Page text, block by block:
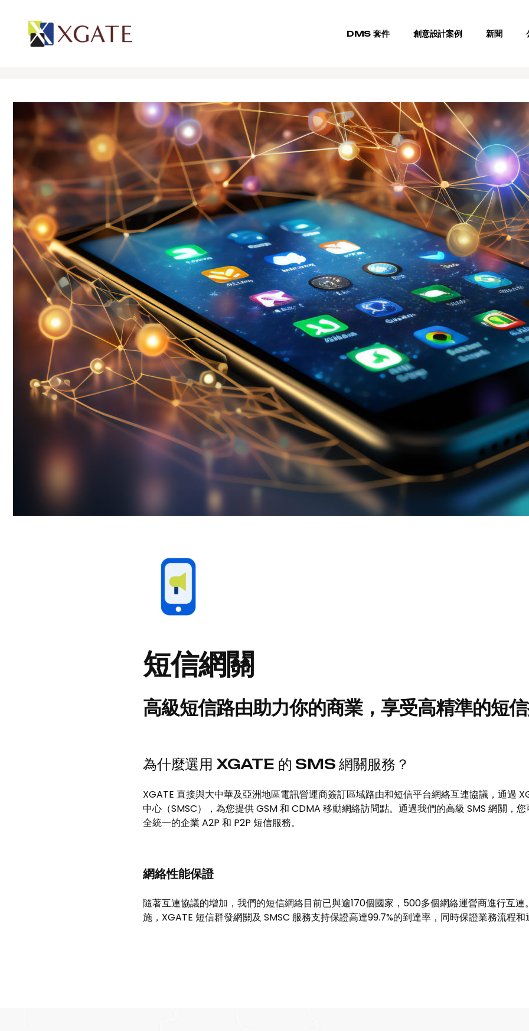
DMS 套件 創意設計案例 新聞
短信網關
高級短信路由助力你的商業，享受高精準的短
為什麼選用 XGATE 的 SMS 網關服務？
XGATE 直接與大中華及亞洲地區電訊營運商簽訂區域路由和短信平台網絡互連協議，通過
中心（SMSC），為您提供 GSM 和 CDMA 移動網絡訪問點。通過我們的高級 SMS 網關，
全統一的企業 A2P 和 P2P 短信服務。
網絡性能保證
隨著互連協議的增加，我們的短信網絡目前已與逾170個國家，500多個網絡運營商進行互
施，XGATE 短信群發網關及 SMSC 服務支持保證高達99.7%的到達率，同時保證業務流程